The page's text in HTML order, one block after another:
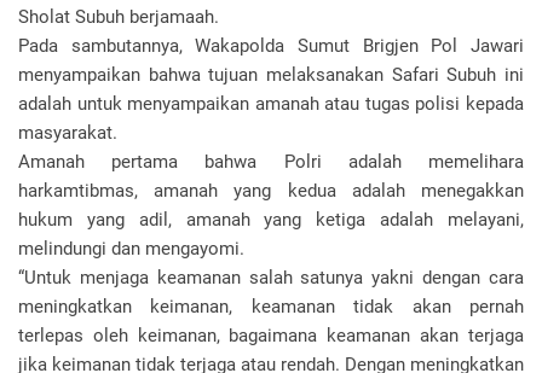
Sholat Subuh berjamaah.
Pada sambutannya, Wakapolda Sumut Brigjen Pol Jawari
menyampaikan bahwa tujuan melaksanakan Safari Subuh ini
adalah untuk menyampaikan amanah atau tugas polisi kepada
masyarakat.
Amanah pertama bahwa Polri adalah memelihara
harkamtibmas, amanah yang kedua adalah menegakkan
hukum yang adil, amanah yang ketiga adalah melayani,
melindungi dan mengayomi.
“Untuk menjaga keamanan salah satunya yakni dengan cara
meningkatkan keimanan, keamanan tidak akan pernah
terlepas oleh keimanan, bagaimana keamanan akan terjaga
jika keimanan tidak terjaga atau rendah. Dengan meningkatkan